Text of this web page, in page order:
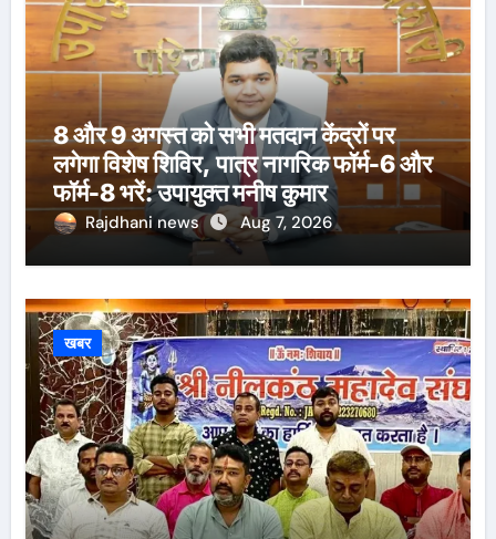
8 और 9 अगस्त को सभी मतदान केंद्रों पर
लगेगा विशेष शिविर, पात्र नागरिक फॉर्म-6 और
फॉर्म-8 भरें: उपायुक्त मनीष कुमार
Rajdhani news Aug 7, 2026
खबर